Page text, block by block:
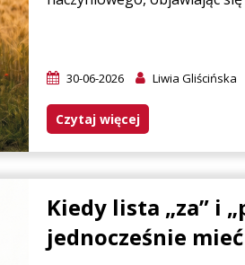
30-06-2026 Liwia Gliścińska
Czytaj więcej
Kiedy lista „za” i
jednocześnie